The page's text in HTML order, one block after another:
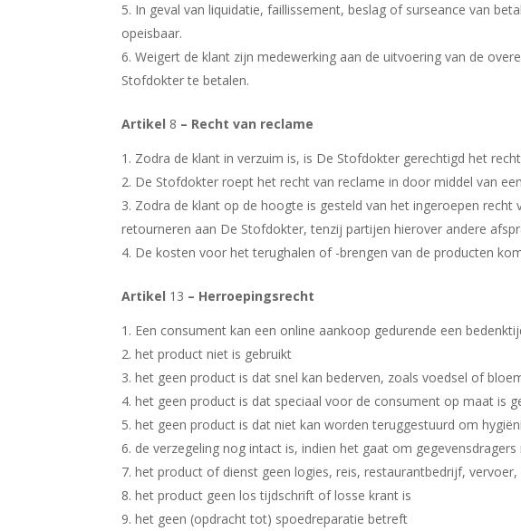
In geval van liquidatie, faillissement, beslag of surseance van
opeisbaar.
Weigert de klant zijn medewerking aan de uitvoering van de
Stofdokter te betalen.
Artikel 8 – Recht van reclame
Zodra de klant in verzuim is, is De Stofdokter gerechtigd het
De Stofdokter roept het recht van reclame in door middel van
Zodra de klant op de hoogte is gesteld van het ingeroepen
retourneren aan De Stofdokter, tenzij partijen hierover andere
De kosten voor het terughalen of -brengen van de producten
Artikel 13 – Herroepingsrecht
Een consument kan een online aankoop gedurende een
het product niet is gebruikt
het geen product is dat snel kan bederven, zoals voedsel of
het geen product is dat speciaal voor de consument op maat is
het geen product is dat niet kan worden teruggestuurd om
de verzegeling nog intact is, indien het gaat om gegevensdragers
het product of dienst geen logies, reis, restaurantbedrijf,
het product geen los tijdschrift of losse krant is
het geen (opdracht tot) spoedreparatie betreft